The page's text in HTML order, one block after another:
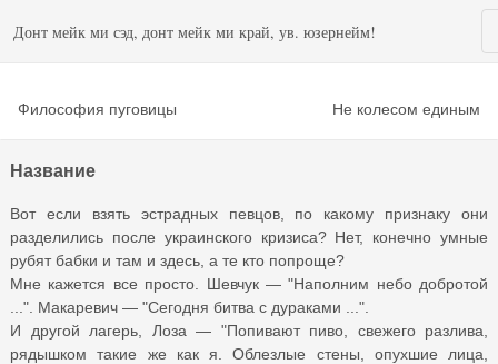
Донт мейк ми сэд, донт мейк ми край, ув. юзернейм!
Философия пуговицы Не колесом единым
Название
Вот если взять эстрадных певцов, по какому признаку они
разделились после украинского кризиса? Нет, конечно умные
рубят бабки и там и здесь, а те кто попроще?
Мне кажется все просто. Шевчук — "Наполним небо добротой
...". Макаревич — "Сегодня битва с дураками ...".
И другой лагерь, Лоза — "Попивают пиво, свежего разлива,
рядышком такие же как я. Облезлые стены, опухшие лица,